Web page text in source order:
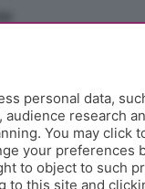
noi
personal data,
research
You may click
your
to object to such
to this site and